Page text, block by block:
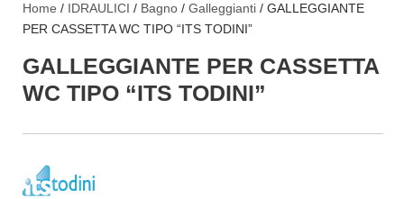
Home / IDRAULICI / Bagno / Galleggianti / GALLEGGIANTE
PER CASSETTA WC TIPO “ITS TODINI”
GALLEGGIANTE PER CASSETTA
WC TIPO “ITS TODINI”